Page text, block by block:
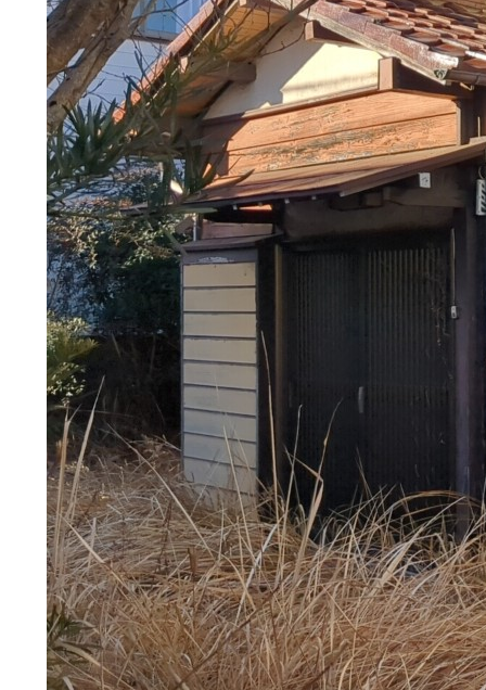
会社概要
施工事例
現場ブログ
補助金情報